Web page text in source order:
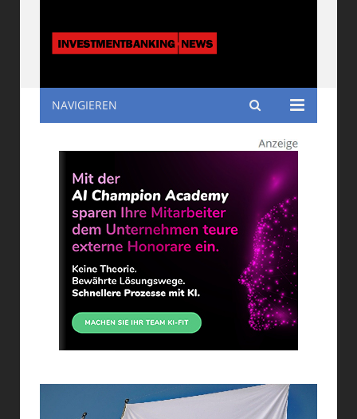
Investmentbanking
NAVIGIEREN